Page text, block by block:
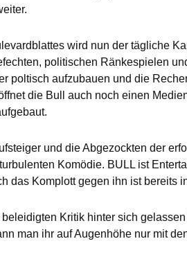
wird nun der tägliche
politischen Ränkespielen
poltisch aufzubauen und die
die Bull auch noch einen
und die Abgezockten der
Komödie. BULL ist
das Komplott gegen ihn ist bereits
Kritik hinter sich
man ihr auf Augenhöhe nur mit